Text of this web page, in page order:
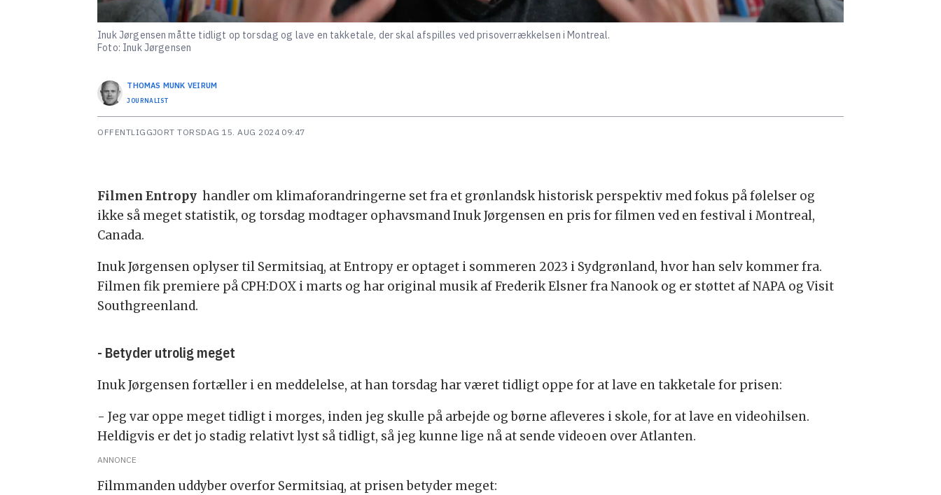
Inuk Jørgensen måtte tidligt op torsdag og lave en takketale, der skal afspilles ved prisoverrækkelsen i Montreal.
Foto: Inuk Jørgensen
THOMAS MUNK VEIRUM
JOURNALIST
OFFENTLIGGJORT TORSDAG 15. AUG 2024 09:47
Filmen Entropy handler om klimaforandringerne set fra et grønlandsk historisk perspektiv med fokus på følelser og
ikke så meget statistik, og torsdag modtager ophavsmand Inuk Jørgensen en pris for filmen ved en festival i Montreal,
Canada.
Inuk Jørgensen oplyser til Sermitsiaq, at Entropy er optaget i sommeren 2023 i Sydgrønland, hvor han selv kommer fra.
Filmen fik premiere på CPH:DOX i marts og har original musik af Frederik Elsner fra Nanook og er støttet af NAPA og Visit
Southgreenland.
- Betyder utrolig meget
Inuk Jørgensen fortæller i en meddelelse, at han torsdag har været tidligt oppe for at lave en takketale for prisen:
- Jeg var oppe meget tidligt i morges, inden jeg skulle på arbejde og børne afleveres i skole, for at lave en videohilsen.
Heldigvis er det jo stadig relativt lyst så tidligt, så jeg kunne lige nå at sende videoen over Atlanten.
ANNONCE
Filmmanden uddyber overfor Sermitsiaq, at prisen betyder meget: